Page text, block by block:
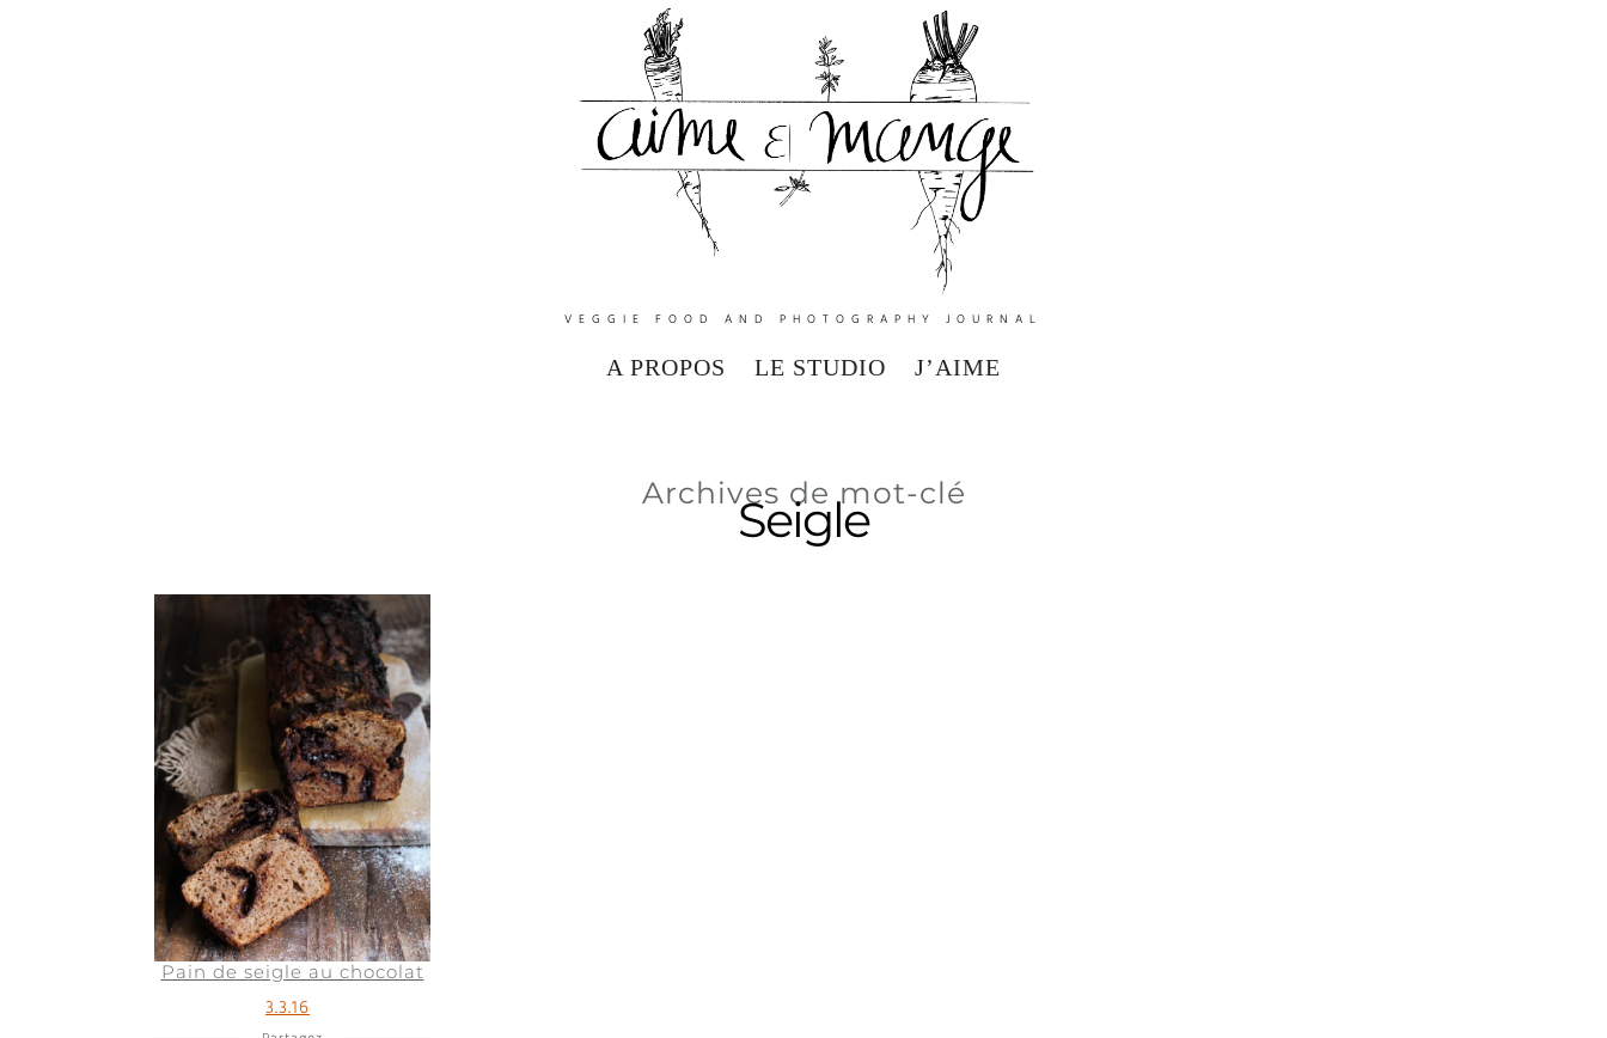
VEGGIE FOOD AND PHOTOGRAPHY JOURNAL
A PROPOS LE STUDIO J’AIME
Archives de mot-clé
Seigle
Pain de seigle au chocolat
3.3.16